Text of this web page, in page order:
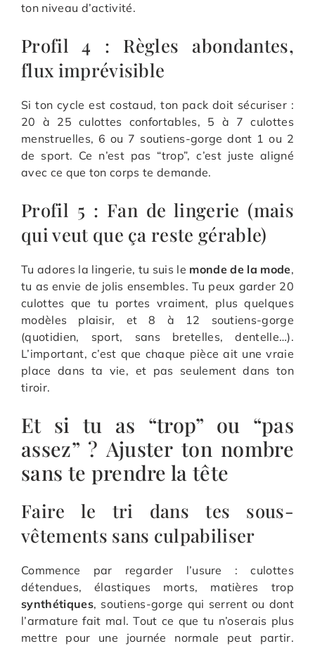
ton niveau d’activité.
Profil 4 : Règles abondantes,
flux imprévisible
Si ton cycle est costaud, ton pack doit sécuriser :
20 à 25 culottes confortables, 5 à 7 culottes
menstruelles, 6 ou 7 soutiens-gorge dont 1 ou 2
de sport. Ce n’est pas “trop”, c’est juste aligné
avec ce que ton corps te demande.
Profil 5 : Fan de lingerie (mais
qui veut que ça reste gérable)
Tu adores la lingerie, tu suis le monde de la mode,
tu as envie de jolis ensembles. Tu peux garder 20
culottes que tu portes vraiment, plus quelques
modèles plaisir, et 8 à 12 soutiens-gorge
(quotidien, sport, sans bretelles, dentelle…).
L’important, c’est que chaque pièce ait une vraie
place dans ta vie, et pas seulement dans ton
tiroir.
Et si tu as “trop” ou “pas
assez” ? Ajuster ton nombre
sans te prendre la tête
Faire le tri dans tes sous-
vêtements sans culpabiliser
Commence par regarder l’usure : culottes
détendues, élastiques morts, matières trop
synthétiques, soutiens-gorge qui serrent ou dont
l’armature fait mal. Tout ce que tu n’oserais plus
mettre pour une journée normale peut partir.